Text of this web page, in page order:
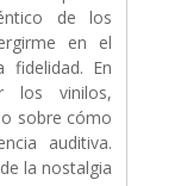
de los
en el
En
los vinilos,
sobre cómo
auditiva.
la nostalgia